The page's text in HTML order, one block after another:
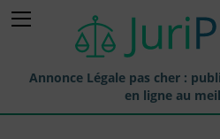
Annonce Légale pas cher :
en ligne au